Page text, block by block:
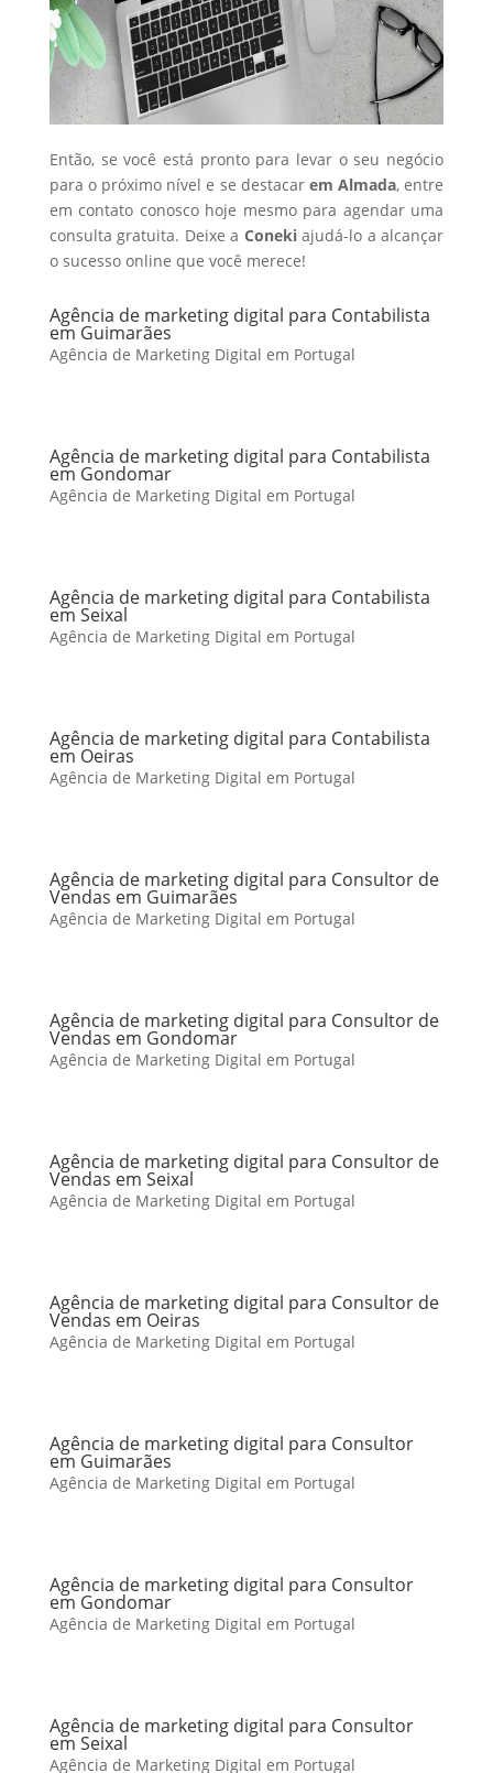
Então, se você está pronto para levar o seu negócio
para o próximo nível e se destacar em Almada, entre
em contato conosco hoje mesmo para agendar uma
consulta gratuita. Deixe a Conekiajudá-lo a alcançar
o sucesso online que você merece!
Agência de marketing digital para Contabilista
em Guimarães
Agência de Marketing Digital em Portugal
Agência de marketing digital para Contabilista
em Gondomar
Agência de Marketing Digital em Portugal
Agência de marketing digital para Contabilista
em Seixal
Agência de Marketing Digital em Portugal
Agência de marketing digital para Contabilista
em Oeiras
Agência de Marketing Digital em Portugal
Agência de marketing digital para Consultor de
Vendas em Guimarães
Agência de Marketing Digital em Portugal
Agência de marketing digital para Consultor de
Vendas em Gondomar
Agência de Marketing Digital em Portugal
Agência de marketing digital para Consultor de
Vendas em Seixal
Agência de Marketing Digital em Portugal
Agência de marketing digital para Consultor de
Vendas em Oeiras
Agência de Marketing Digital em Portugal
Agência de marketing digital para Consultor
em Guimarães
Agência de Marketing Digital em Portugal
Agência de marketing digital para Consultor
em Gondomar
Agência de Marketing Digital em Portugal
Agência de marketing digital para Consultor
em Seixal
Agência de Marketing Digital em Portugal